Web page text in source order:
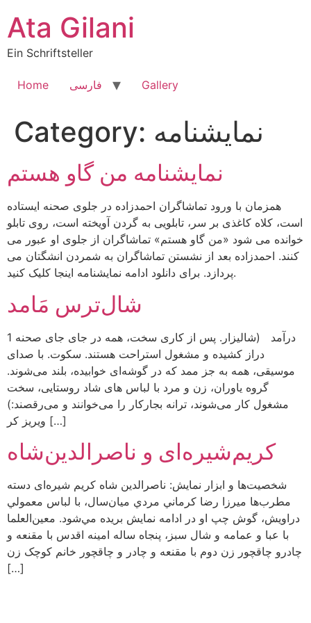
content
Ata Gilani
Ein Schriftsteller
Home فارسی Gallery
Category: نمایشنامه
نمایشنامه من گاو هستم
همزمان با ورود تماشاگران احمدزاده در جلوی صحنه ایستاده
است، کلاه کاغذی بر سر، تابلویی به گردن آویخته است، روی تابلو
خوانده می شود «من گاو هستم» تماشاگران از جلوی او عبور می
کنند. احمدزاده بعد از نشستن تماشاگران به شمردن انشگتان می
پردازد. برای دانلود ادامه نمایشنامه اینجا کلیک کنید.
شال‌ترس‌ مَامد
1 درآمد (شالیزار. پس از کاری سخت، همه در جای‌ جای صحنه
دراز کشیده و مشغول استراحت هستند. سکوت. با صدای
موسیقی، همه به جز ممد که در گوشه‌ای خوابیده، بلند می‌شوند.
گروه یاوران، زن و مرد با لباس های شاد روستایی، سخت
مشغول کار می‌شوند، ترانه بجارکار را می‌خوانند و می‌رقصند:)
ویریز کر […]
کریم‌شیره‌ای و ناصرالدین‌شاه
شخصیت‌ها و ابزار نمایش: ناصرالدین شاه کریم شیره‌ای دسته
مطرب‌ها ميرزا رضا كرماني مردي ميان‌سال، با لباس معمولي
دراويش، ‌گوش چپ او در ادامه نمايش بريده مي‌شود. معين‌العلما
با عبا و عمامه و شال سبز، ‌پنجاه ساله امينه اقدس با مقنعه و
چادرو ‌چاقچور زن دوم با مقنعه و ‌چادر و ‌چاقچور خانم كو‌چک زن
[…]